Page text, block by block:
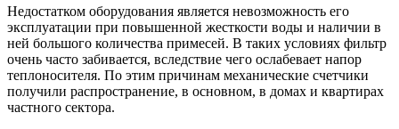
Недостатком оборудования является невозможность его
эксплуатации при повышенной жесткости воды и наличии в
ней большого количества примесей. В таких условиях фильтр
очень часто забивается, вследствие чего ослабевает напор
теплоносителя. По этим причинам механические счетчики
получили распространение, в основном, в домах и квартирах
частного сектора.